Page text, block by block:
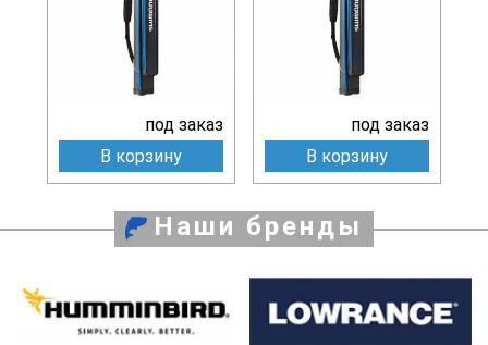
под заказ
В корзину
под заказ
В корзину
Наши бренды